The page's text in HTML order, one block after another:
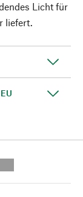
Licht für
liefert.